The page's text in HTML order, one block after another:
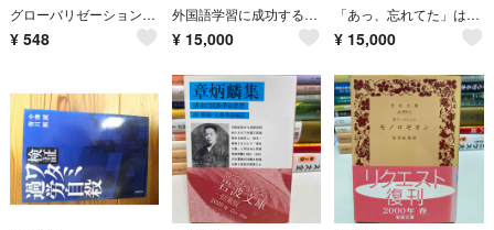
グローバリゼーションとアジア 東アジア共同体の構築 3 国際移動と社会変容
¥ 548
外国語学習に成功する人、しない人
¥ 15,000
「あっ、忘れてた」はなぜ起こる
¥ 15,000